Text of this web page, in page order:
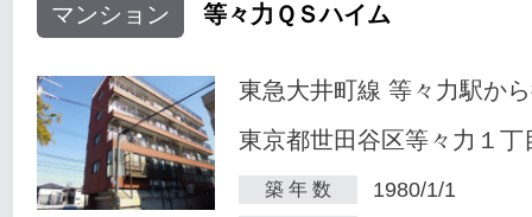
マンション 等々力ＱＳハイム
東急大井町線 等々力駅か
東京都世田谷区等々力１丁
築 年 数 1980/1/1